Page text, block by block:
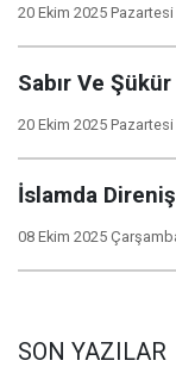
20 Ekim 2025 Pazartesi
Sabır Ve Şükür
20 Ekim 2025
İslamda
08 Ekim 2025
SON YAZILAR